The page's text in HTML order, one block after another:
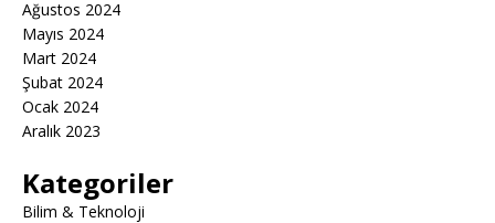
Ağustos 2024
Mayıs 2024
Mart 2024
Şubat 2024
Ocak 2024
Aralık 2023
Kategoriler
Bilim & Teknoloji